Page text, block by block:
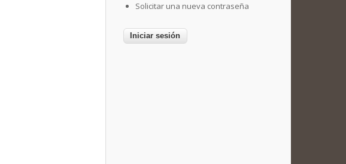
Solicitar una nueva contraseña